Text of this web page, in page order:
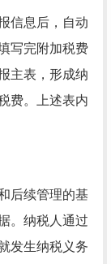
信息后，自动
写完附加税费
主表，形成纳
费。上述表内
后续管理的基
。纳税人通过
发生纳税义务